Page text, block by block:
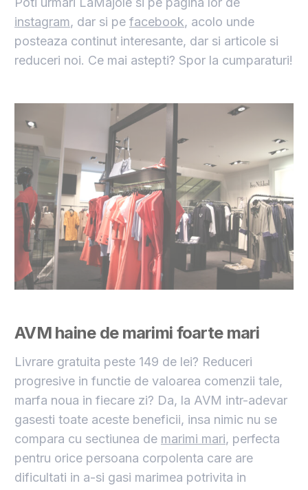
instagram, dar si pe facebook, acolo unde
posteaza continut interesante, dar si articole si
reduceri noi. Ce mai astepti? Spor la cumparaturi!
AVM haine de marimi foarte mari
Livrare gratuita peste 149 de lei? Reduceri
progresive in functie de valoarea comenzii tale,
marfa noua in fiecare zi? Da, la AVM intr-adevar
gasesti toate aceste beneficii, insa nimic nu se
compara cu sectiunea de marimi mari, perfecta
pentru orice persoana corpolenta care are
dificultati in a-si gasi marimea potrivita in